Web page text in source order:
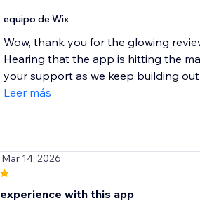
equipo de Wix
Wow, thank you for the glowing
Hearing that the app is hitting the
your support as we keep building out
Leer más
14, 2026
with this app